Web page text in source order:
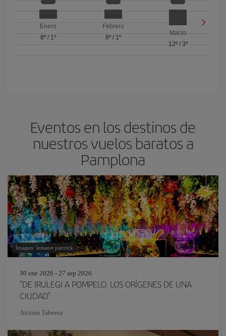
Enero
8º/ 1º
Febrero
8º/ 1º
Marzo
12º/ 3º
Eventos en los destinos de
nuestros vuelos baratos a
Pamplona
Imagen: lemaret pierrick
30 ene 2026 - 27 sep 2026
"DE IRULEGI A POMPELO. LOS ORÍGENES DE UNA
CIUDAD"
Aitzina Taberna